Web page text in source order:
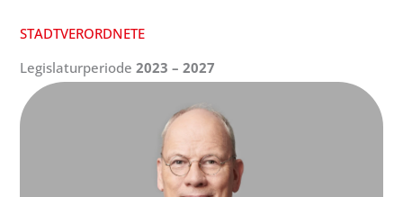
STADTVERORDNETE
Legislaturperiode2023 – 2027